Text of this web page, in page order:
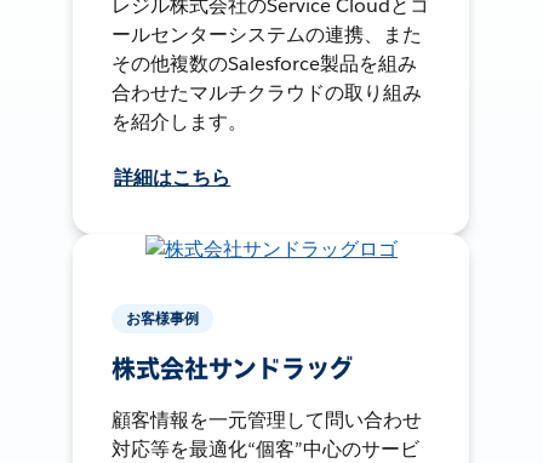
レジル株式会社のService Cloudとコ
ールセンターシステムの連携、また
その他複数のSalesforce製品を組み
合わせたマルチクラウドの取り組み
を紹介します。
詳細はこちら
お客様事例
株式会社サンドラッグ
顧客情報を一元管理して問い合わせ
対応等を最適化“個客”中心のサービ